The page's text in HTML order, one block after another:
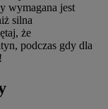
wymagana jest
silna
że
podczas gdy dla